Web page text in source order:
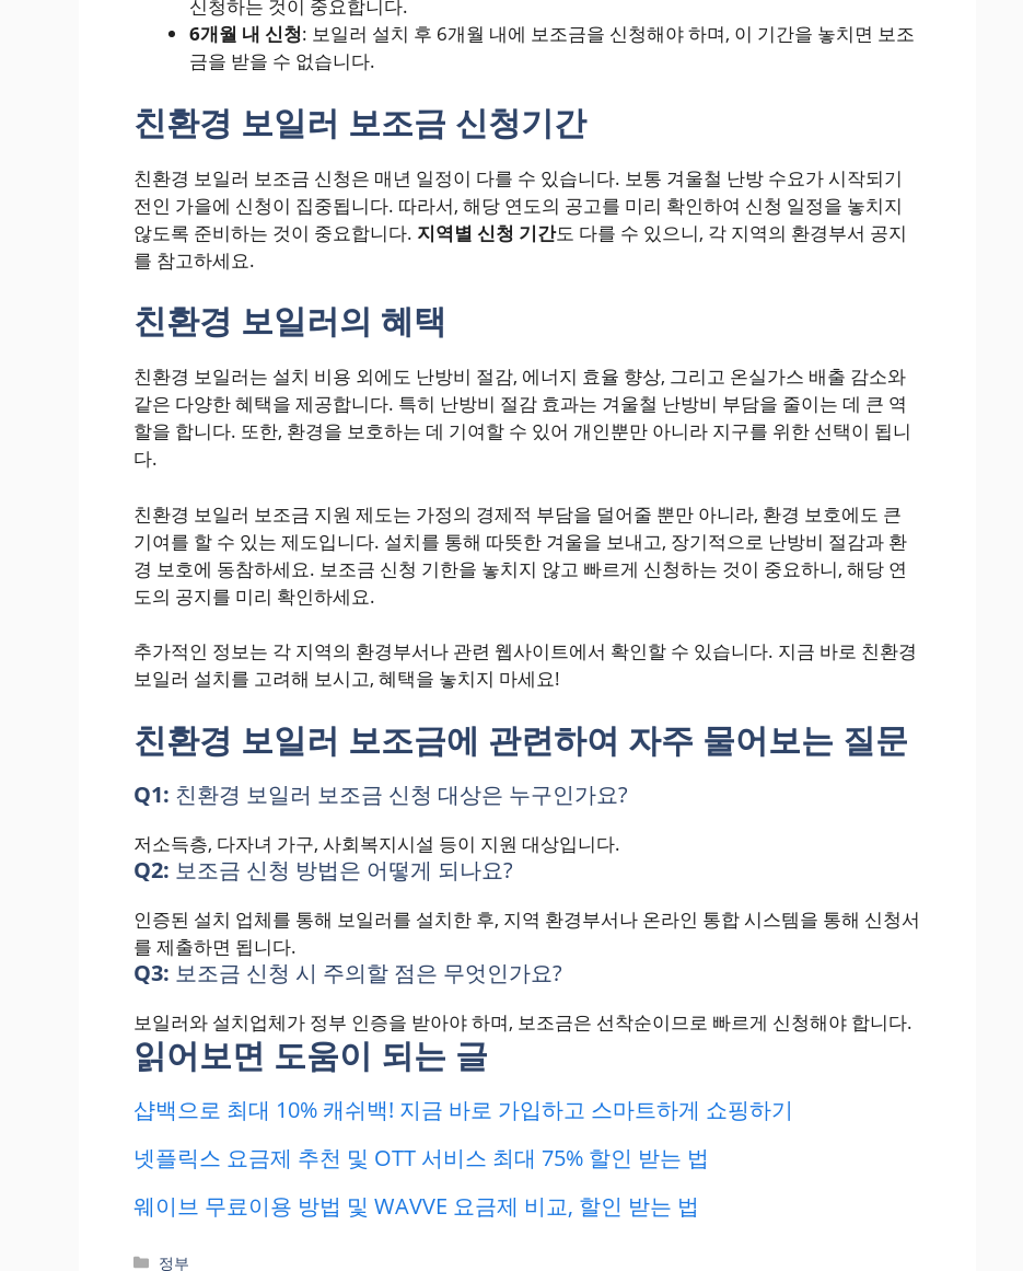
신청하는 것이 중요합니다.
6개월 내 신청: 보일러 설치 후 6개월 내에 보조금을 신청해야 하며, 이 기간을 놓치면 보조
금을 받을 수 없습니다.
친환경 보일러 보조금 신청기간
친환경 보일러 보조금 신청은 매년 일정이 다를 수 있습니다. 보통 겨울철 난방 수요가 시작되기
전인 가을에 신청이 집중됩니다. 따라서, 해당 연도의 공고를 미리 확인하여 신청 일정을 놓치지
않도록 준비하는 것이 중요합니다. 지역별 신청 기간도 다를 수 있으니, 각 지역의 환경부서 공지
를 참고하세요.
친환경 보일러의 혜택
친환경 보일러는 설치 비용 외에도 난방비 절감, 에너지 효율 향상, 그리고 온실가스 배출 감소와
같은 다양한 혜택을 제공합니다. 특히 난방비 절감 효과는 겨울철 난방비 부담을 줄이는 데 큰 역
할을 합니다. 또한, 환경을 보호하는 데 기여할 수 있어 개인뿐만 아니라 지구를 위한 선택이 됩니
다.
친환경 보일러 보조금 지원 제도는 가정의 경제적 부담을 덜어줄 뿐만 아니라, 환경 보호에도 큰
기여를 할 수 있는 제도입니다. 설치를 통해 따뜻한 겨울을 보내고, 장기적으로 난방비 절감과 환
경 보호에 동참하세요. 보조금 신청 기한을 놓치지 않고 빠르게 신청하는 것이 중요하니, 해당 연
도의 공지를 미리 확인하세요.
추가적인 정보는 각 지역의 환경부서나 관련 웹사이트에서 확인할 수 있습니다. 지금 바로 친환경
보일러 설치를 고려해 보시고, 혜택을 놓치지 마세요!
친환경 보일러 보조금에 관련하여 자주 물어보는 질문
Q1: 친환경 보일러 보조금 신청 대상은 누구인가요?
저소득층, 다자녀 가구, 사회복지시설 등이 지원 대상입니다.
Q2: 보조금 신청 방법은 어떻게 되나요?
인증된 설치 업체를 통해 보일러를 설치한 후, 지역 환경부서나 온라인 통합 시스템을 통해 신청서
를 제출하면 됩니다.
Q3: 보조금 신청 시 주의할 점은 무엇인가요?
보일러와 설치업체가 정부 인증을 받아야 하며, 보조금은 선착순이므로 빠르게 신청해야 합니다.
읽어보면 도움이 되는 글
샵백으로 최대 10% 캐쉬백! 지금 바로 가입하고 스마트하게 쇼핑하기
넷플릭스 요금제 추천 및 OTT 서비스 최대 75% 할인 받는 법
웨이브 무료이용 방법 및 WAVVE 요금제 비교, 할인 받는 법
카
정부